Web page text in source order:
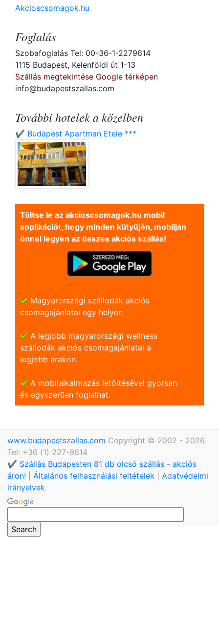
Akcioscsomagok.hu
Foglalás
Szobafoglalás Tel: 00-36-1-2279614
1115 Budapest, Kelenföldi út 1-13
Szállás megtekintése Google térképen
info@budapestszallas.com
További hotelek a közelben
✔️ Budapest Apartman Etele ***
Töltse le az akcioscsomagok.hu mobil
applikációt, hogy minden kütyüjén, mobilján
önnel legyen az összes akciós szállás!
Magyarországi szállodák akciós
csomagajánlatai egy helyen.
A legjobb magyarországi wellness
szállodák akciós csomagajánlatai a
legjobb árakon.
A mobilalkalmazás letöltésével gyorsan
és egyszerũen foglalhat.
www.budapestszallas.com Copyright © 2002 - 2026
Tel: +36 (1) 227-9614
✔️ Szállás Budapesten 81 db olcsó szállás - akciós
áron!
Általános felhasználási feltételek
Adatvédelmi
irányelvek